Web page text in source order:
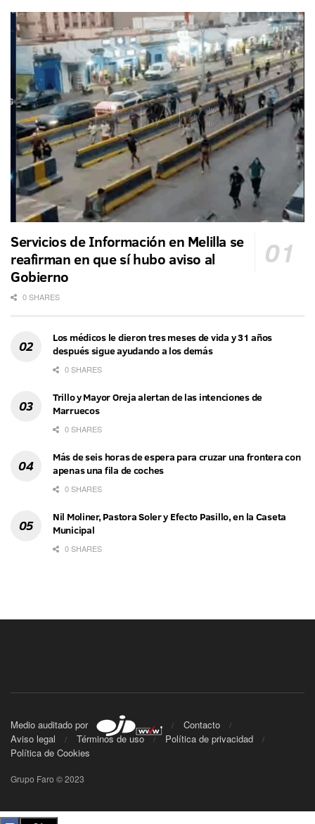
Servicios de Información en Melilla se
reafirman en que sí hubo aviso al
Gobierno
0 SHARES
Los médicos le dieron tres meses de vida y 31 años
después sigue ayudando a los demás
0 SHARES
Trillo y Mayor Oreja alertan de las intenciones de
Marruecos
0 SHARES
Más de seis horas de espera para cruzar una frontera con
apenas una fila de coches
0 SHARES
Nil Moliner, Pastora Soler y Efecto Pasillo, en la Caseta
Municipal
0 SHARES
Medio auditado por
Contacto
Aviso legal
Términos de uso
Política de privacidad
Política de Cookies
Grupo Faro © 2023